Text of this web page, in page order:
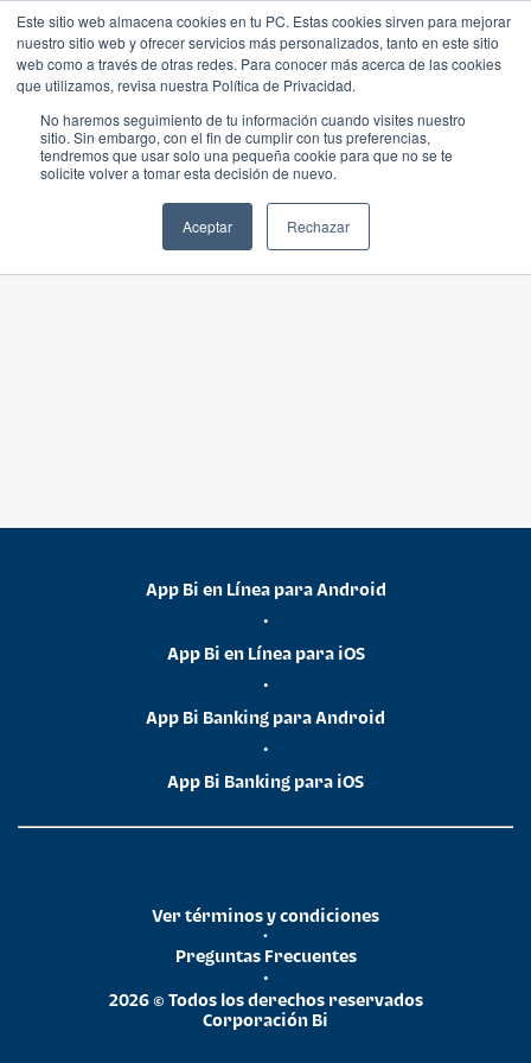
Este sitio web almacena cookies en tu PC. Estas cookies sirven para mejorar
nuestro sitio web y ofrecer servicios más personalizados, tanto en este sitio
web como a través de otras redes. Para conocer más acerca de las cookies
que utilizamos, revisa nuestra Política de Privacidad.
No haremos seguimiento de tu información cuando visites nuestro
sitio. Sin embargo, con el fin de cumplir con tus preferencias,
tendremos que usar solo una pequeña cookie para que no se te
solicite volver a tomar esta decisión de nuevo.
Aceptar Rechazar
App Bi en Línea para Android
•
App Bi en Línea para iOS
•
App Bi Banking para Android
•
App Bi Banking para iOS
2026 © Todos los derechos reservados
Corporación Bi
•
Preguntas Frecuentes
•
Ver términos y condiciones